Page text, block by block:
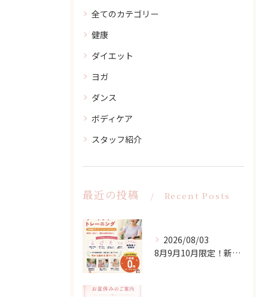
全てのカテゴリー
健康
ダイエット
ヨガ
ダンス
ボディケア
スタッフ紹介
最近の投稿 Recent Posts
2026/08/03
8月9月10月限定！新入会応援キャンペーン！